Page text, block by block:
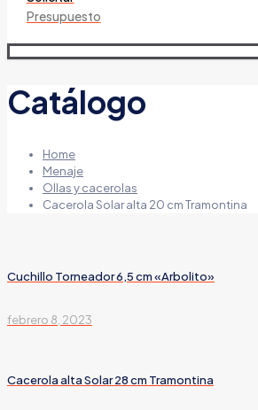
Presupuesto
Catálogo
Home
Menaje
Ollas y cacerolas
Cacerola Solar alta 20 cm Tramontina
Cuchillo Torneador 6,5 cm «Arbolito»
febrero 8, 2023
Cacerola alta Solar 28 cm Tramontina